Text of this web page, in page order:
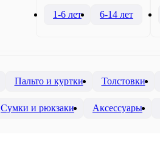
1-6 лет
6-14 лет
Пальто и куртки Толстовки
Сумки и рюкзаки Аксессуары